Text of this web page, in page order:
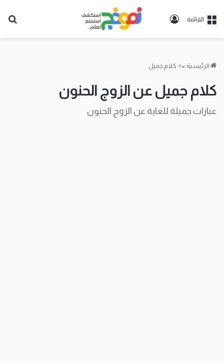
القائمة
تسجيل
الرئيسية => كلام جميل
كلام جميل عن الزوج الحنون
عبارات جميلة للغاية عن الزوج الحنون